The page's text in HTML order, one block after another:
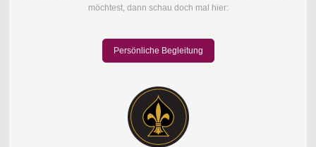
möchtest, dann schau doch mal hier:
Persönliche Begleitung